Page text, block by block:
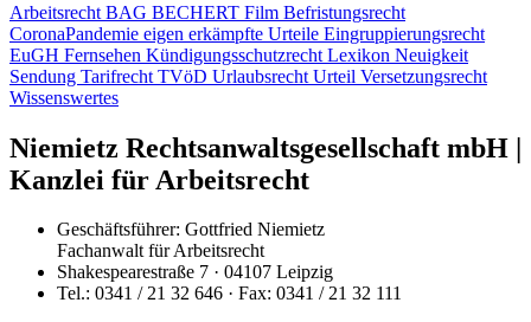
Arbeitsrecht BAG BECHERT Film Befristungsrecht
CoronaPandemie eigen erkämpfte Urteile Eingruppierungsrecht
EuGH Fernsehen Kündigungsschutzrecht Lexikon Neuigkeit
Sendung Tarifrecht TVöD Urlaubsrecht Urteil Versetzungsrecht
Wissenswertes
Niemietz Rechtsanwaltsgesellschaft mbH |
Kanzlei für Arbeitsrecht
Geschäftsführer: Gottfried Niemietz
Fachanwalt für Arbeitsrecht
Shakespearestraße 7 · 04107 Leipzig
Tel.: 0341 / 21 32 646 · Fax: 0341 / 21 32 111